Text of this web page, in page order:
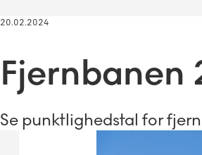
20.02.2024
Fjernbanen
Se punktlighedstal for